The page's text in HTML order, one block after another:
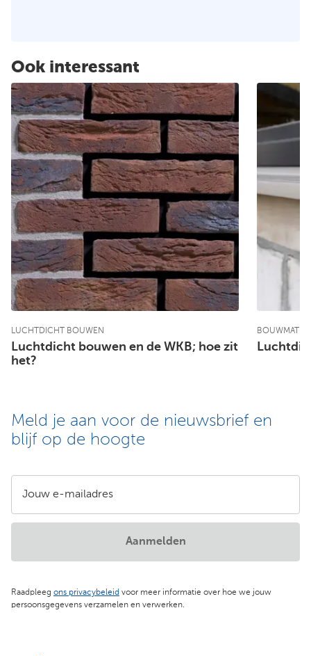
Ook interessant
LUCHTDICHT BOUWEN
Luchtdicht bouwen en de WKB; hoe zit
het?
Meld je aan voor de nieuwsbrief en
blijf op de hoogte
Jouw e-mailadres
Raadpleeg ons privacybeleid voor meer informatie over hoe we jouw
persoonsgegevens verzamelen en verwerken.
Aanmelden